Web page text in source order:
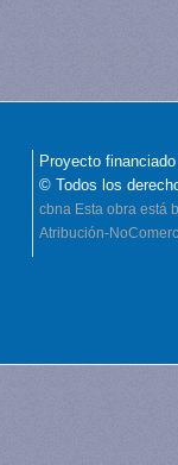
Proyecto
© Todos los
cbna Esta obra está
Atribución-